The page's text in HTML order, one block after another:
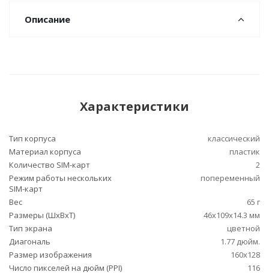
Описание
Характеристики
Тип корпуса
классический
Материал корпуса
пластик
Количество SIM-карт
2
Режим работы нескольких
SIM-карт
попеременный
Вес
65 г
Размеры (ШxВxТ)
46x109x14.3 мм
Тип экрана
цветной
Диагональ
1.77 дюйм.
Размер изображения
160x128
Число пикселей на дюйм (PPI)
116